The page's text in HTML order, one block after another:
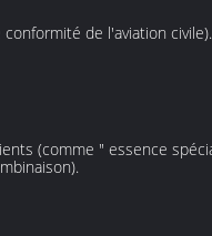
de l'aviation civile).
(comme " essence